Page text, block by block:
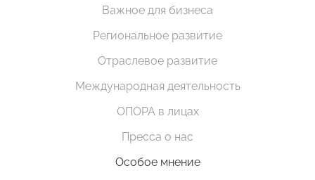
Важное для бизнеса
Региональное развитие
Отраслевое развитие
Международная деятельность
ОПОРА в лицах
Пресса о нас
Особое мнение